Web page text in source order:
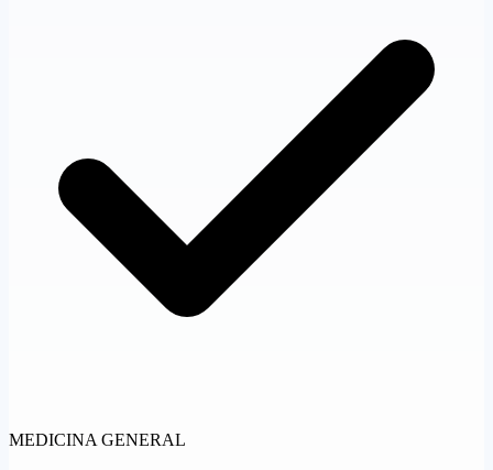
MEDICINA GENERAL